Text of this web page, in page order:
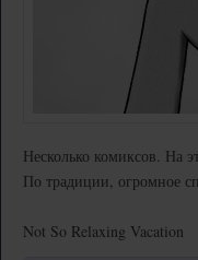
Несколько комиксов. На
По традиции, огромное
Not So Relaxing Vacation